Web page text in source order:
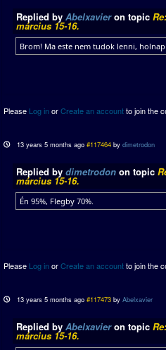
Replied by Abelxavieron topic
március 15-16.
Brom! Ma este nem tudok lenni, holnap
Please Log inorCreate an accountto join the
13 years 5 months ago #117464 bydimetrodon
Replied by dimetrodon on topic
március 15-16.
Én 95%, Flegby 70%.
Please Log inorCreate an accountto join the
13 years 5 months ago #117473 byAbelxavier
Replied by Abelxavieron topic
március 15-16.